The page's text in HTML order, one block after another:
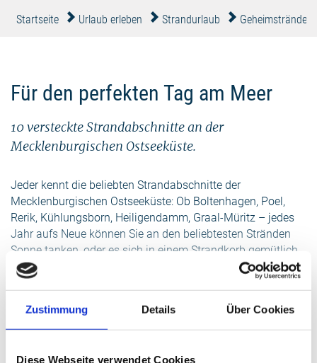
Zustimmung Details Über Cookies
Diese Webseite verwendet Cookies
Startseite Urlaub erleben Strandurlaub Geheimstrände
Für den perfekten Tag am Meer
10 versteckte Strandabschnitte an der
Mecklenburgischen Ostseeküste.
Jeder kennt die beliebten Strandabschnitte der
Mecklenburgischen Ostseeküste: Ob Boltenhagen, Poel,
Rerik, Kühlungsborn, Heiligendamm, Graal-Müritz – jedes
Jahr aufs Neue können Sie an den beliebtesten Stränden
Sonne tanken, oder es sich in einem Strandkorb gemütlich
machen. Doch auch abseits der bekannten Strände können
gemütliche Stunden ohne große Menschenmassen
1. Strand bei Barendorf
weiterlesen
mehr anzeigen